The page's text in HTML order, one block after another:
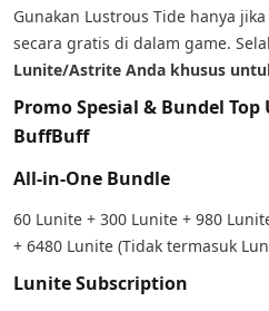
Gunakan Lustrous Tide hanya
secara gratis di dalam game.
Lunite/Astrite Anda khusus
Promo Spesial & Bundel
BuffBuff
All-in-One Bundle
60 Lunite + 300 Lunite + 980
+ 6480 Lunite (Tidak termasuk
Lunite Subscription